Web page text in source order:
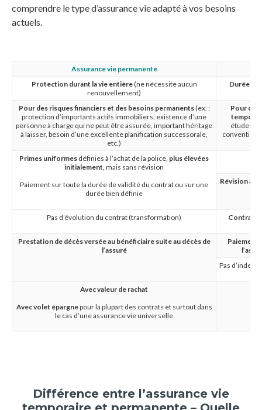
comprendre le type d’assurance vie adapté à vos besoins
actuels.
Assurance vie permanente
Protection durant la vie entière(ne nécessite aucun
renouvellement)
Durée
Pour des risques financiers et des besoins permanents(ex. :
protection d’importants actifs immobiliers, existence d’une
personne à charge qui ne peut être assurée, important héritage
à laisser, besoin d’une excellente planification successorale,
etc.)
Pour des
études
convention
Primes uniformes définies à l’achat de la police, plus élevées
initialement, mais sans révision
Paiement sur toute la durée de validité du contrat ou sur une
durée bien définie
Révision à la
Pas d’évolution du contrat (transformation)
Contrat
Prestation de décès versée au bénéficiaire suite au décès de
l’assuré
Paiement
Pas
Avec valeur de rachat
Avec volet épargnepour la plupart des contrats et surtout dans
le cas d’une assurance vie universelle
Différence entre l’assurance vie